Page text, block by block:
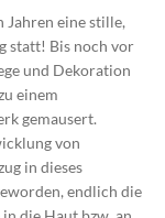
Jahren eine stille,
statt! Bis noch vor
und Dekoration
einem
gemausert.
von
in dieses
endlich die